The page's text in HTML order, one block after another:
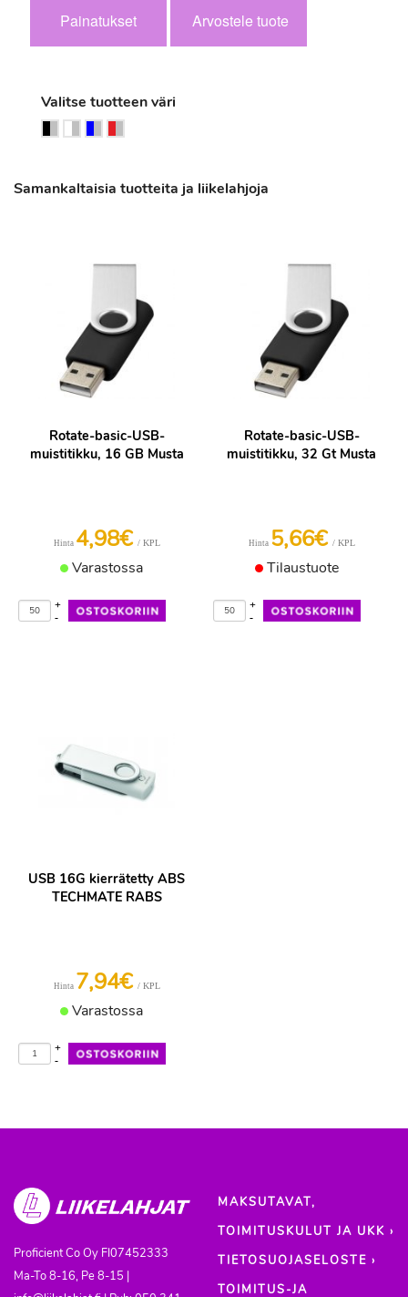
Painatukset Arvostele tuote
Valitse tuotteen väri
Samankaltaisia tuotteita ja liikelahjoja
Rotate-basic-USB-
muistitikku, 16 GB Musta
Hinta 4,98€ / KPL
Varastossa
-
+
Rotate-basic-USB-
muistitikku, 32 Gt Musta
Hinta 5,66€ / KPL
Tilaustuote
-
+
USB 16G kierrätetty ABS
TECHMATE RABS
Hinta 7,94€ / KPL
Varastossa
-
+
Proficient Co Oy FI07452333
Ma-To 8-16, Pe 8-15 |
MAKSUTAVAT,
TOIMITUSKULUT JA UKK ›
TIETOSUOJASELOSTE ›
TOIMITUS-JA